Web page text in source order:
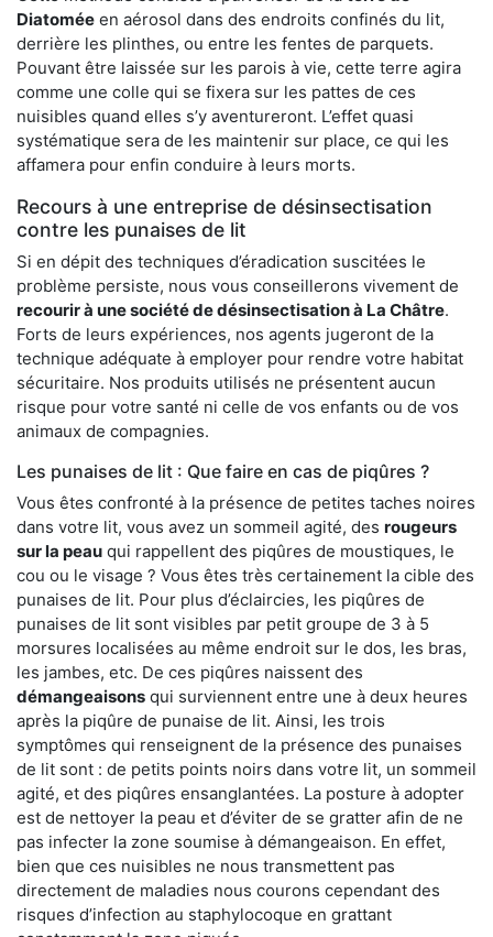
Diatomée en aérosol dans des endroits confinés du lit,
derrière les plinthes, ou entre les fentes de parquets.
Pouvant être laissée sur les parois à vie, cette terre agira
comme une colle qui se fixera sur les pattes de ces
nuisibles quand elles s’y aventureront. L’effet quasi
systématique sera de les maintenir sur place, ce qui les
affamera pour enfin conduire à leurs morts.
Recours à une entreprise de désinsectisation
contre les punaises de lit
Si en dépit des techniques d’éradication suscitées le
problème persiste, nous vous conseillerons vivement de
recourir à une société de désinsectisation à La Châtre.
Forts de leurs expériences, nos agents jugeront de la
technique adéquate à employer pour rendre votre habitat
sécuritaire. Nos produits utilisés ne présentent aucun
risque pour votre santé ni celle de vos enfants ou de vos
animaux de compagnies.
Les punaises de lit : Que faire en cas de piqûres ?
Vous êtes confronté à la présence de petites taches noires
dans votre lit, vous avez un sommeil agité, des rougeurs
sur la peau qui rappellent des piqûres de moustiques, le
cou ou le visage ? Vous êtes très certainement la cible des
punaises de lit. Pour plus d’éclaircies, les piqûres de
punaises de lit sont visibles par petit groupe de 3 à 5
morsures localisées au même endroit sur le dos, les bras,
les jambes, etc. De ces piqûres naissent des
démangeaisons qui surviennent entre une à deux heures
après la piqûre de punaise de lit. Ainsi, les trois
symptômes qui renseignent de la présence des punaises
de lit sont : de petits points noirs dans votre lit, un sommeil
agité, et des piqûres ensanglantées. La posture à adopter
est de nettoyer la peau et d’éviter de se gratter afin de ne
pas infecter la zone soumise à démangeaison. En effet,
bien que ces nuisibles ne nous transmettent pas
directement de maladies nous courons cependant des
risques d’infection au staphylocoque en grattant